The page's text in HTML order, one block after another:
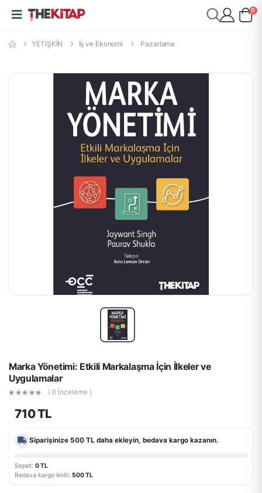
0
YETİŞKİN İş ve Ekonomi Pazarlama
Marka Yönetimi: Etkili Markalaşma İçin İlkeler ve
Uygulamalar
( 0 İnceleme )
710 TL
Siparişinize 500 TL daha ekleyin, bedava kargo kazanın.
Sepet: 0 TL
Bedava kargo limiti: 500 TL